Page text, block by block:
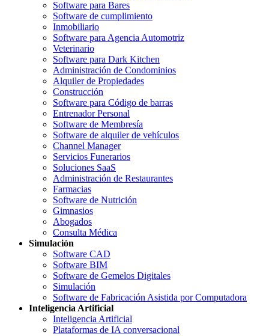
Software para Bares
Software de cumplimiento
Inmobiliario
Software para Agencia Automotriz
Veterinario
Software para Dark Kitchen
Administración de Condominios
Alquiler de Propiedades
Construcción
Software para Código de barras
Entrenador Personal
Software de Membresía
Software de alquiler de vehículos
Channel Manager
Servicios Funerarios
Soluciones SaaS
Administración de Restaurantes
Farmacias
Software de Nutrición
Gimnasios
Abogados
Consulta Médica
Simulación
Software CAD
Software BIM
Software de Gemelos Digitales
Simulación
Software de Fabricación Asistida por Computadora
Inteligencia Artificial
Inteligencia Artificial
Plataformas de IA conversacional